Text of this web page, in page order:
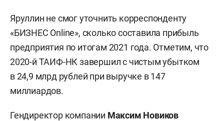
Яруллин не смог уточнить корреспонденту
«БИЗНЕС Online», сколько составила прибыль
предприятия по итогам 2021 года. Отметим, что
2020-й ТАИФ-НК завершил с чистым убытком
в 24,9 млрд рублей при выручке в 147
миллиардов.
Гендиректор компании Максим Новиков